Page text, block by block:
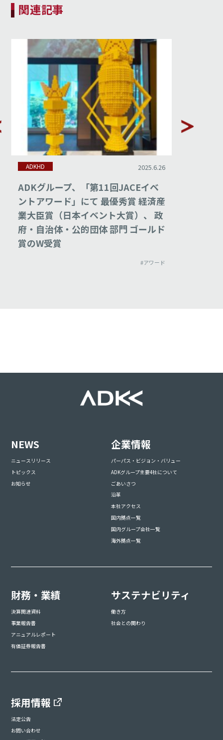
関連記事
ADKHD 2025.6.26
ADKグループ、「第11回JACEイベ
ントアワード」にて 最優秀賞 経済産
業大臣賞（日本イベント大賞）、 政
府・自治体・公的団体 部門 ゴールド
賞のW受賞
#アワード
NEWS
ニュースリリース
トピックス
お知らせ
企業情報
パーパス・ビジョン・バリュー
ADKグループ主要4社について
ごあいさつ
沿革
本社アクセス
国内拠点一覧
国内グループ会社一覧
海外拠点一覧
財務・業績
決算関連資料
事業報告書
アニュアルレポート
有価証券報告書
サステナビリティ
働き方
社会との関わり
採用情報
法定公告
お問い合わせ